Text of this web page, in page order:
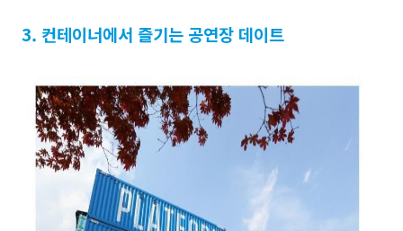
3. 컨테이너에서 즐기는 공연장 데이트